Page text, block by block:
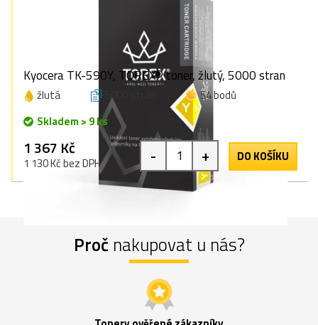
Kyocera TK-590Y, TOREX® toner, žlutý, 5000 stran
žlutá 5000 stran
54 bodů
Skladem > 9 ks
1 367 Kč
1 130 Kč bez DPH - + DO KOŠÍKU
Proč nakupovat u nás?